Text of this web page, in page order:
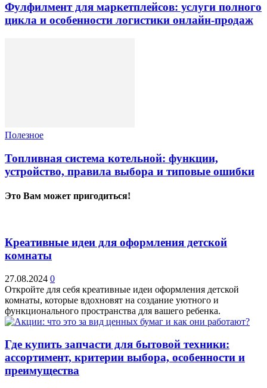
Фулфилмент для маркетплейсов: услуги полного
цикла и особенности логистики онлайн-продаж
Полезное
Топливная система котельной: функции,
устройство, правила выбора и типовые ошибки
Это Вам может пригодиться!
Креативные идеи для оформления детской
комнаты
27.08.2024 0
Откройте для себя креативные идеи оформления детской
комнаты, которые вдохновят на создание уютного и
функционального пространства для вашего ребенка.
Где купить запчасти для бытовой техники:
ассортимент, критерии выбора, особенности и
преимущества